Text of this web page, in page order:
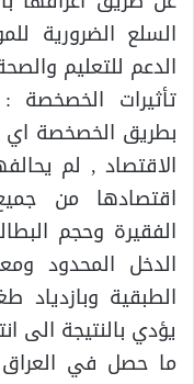
السلع الضرورية
الدعم للتعليم
تأثيرات
بطريق الخصخصة اي
الاقتصاد , لم
اقتصادها من
الفقيرة وحجم
الدخل المحدود
الطبقية وبازدياد
يؤدي بالنتيجة الى
ما حصل في العراق